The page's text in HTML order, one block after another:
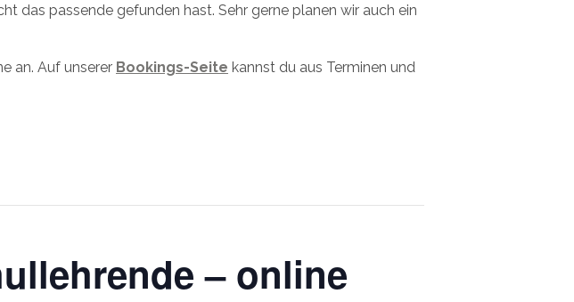
das passende gefunden hast. Sehr gerne planen wir auch ein
an. Auf unserer Bookings-Seite kannst du aus Terminen und
– online